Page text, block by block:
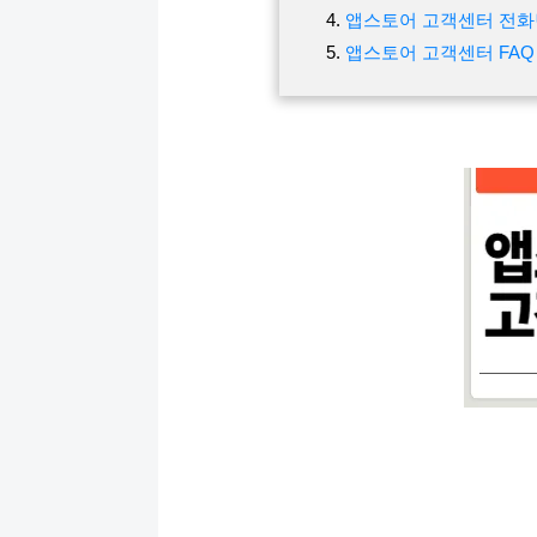
앱스토어 고객센터 전
앱스토어 고객센터 FAQ